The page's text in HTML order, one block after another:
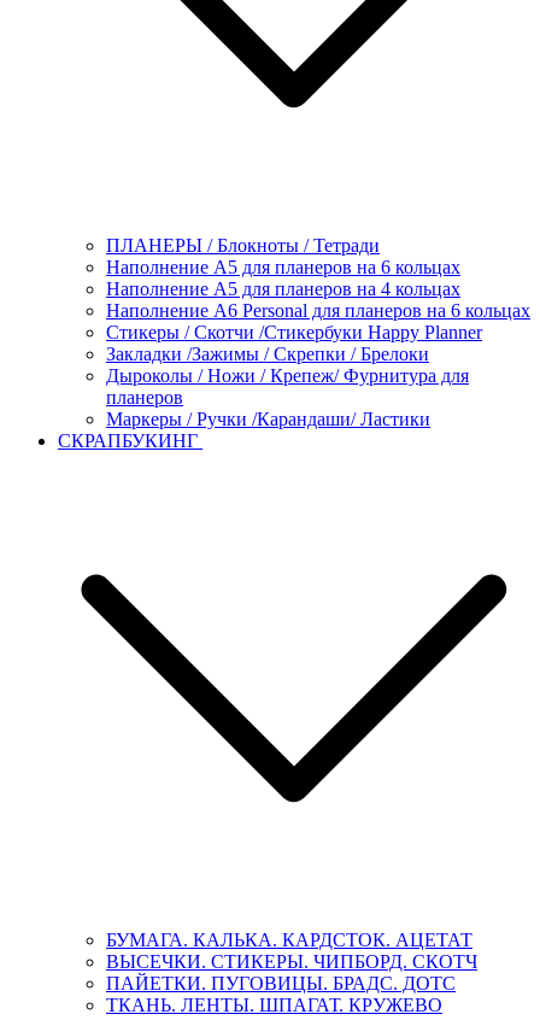
ПЛАНЕРЫ / Блокноты / Тетради
Наполнение А5 для планеров на 6 кольцах
Наполнение А5 для планеров на 4 кольцах
Наполнение А6 Personal для планеров на 6 кольцах
Стикеры / Скотчи /Стикербуки Happy Planner
Закладки /Зажимы / Скрепки / Брелоки
Дыроколы / Ножи / Крепеж/ Фурнитура для
планеров
Маркеры / Ручки /Карандаши/ Ластики
СКРАПБУКИНГ
БУМАГА. КАЛЬКА. КАРДСТОК. АЦЕТАТ
ВЫСЕЧКИ. СТИКЕРЫ. ЧИПБОРД. СКОТЧ
ПАЙЕТКИ. ПУГОВИЦЫ. БРАДС. ДОТС
ТКАНЬ. ЛЕНТЫ. ШПАГАТ. КРУЖЕВО